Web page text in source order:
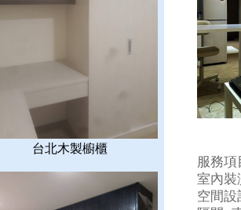
台北木製櫥櫃
服務項
室內裝
空間